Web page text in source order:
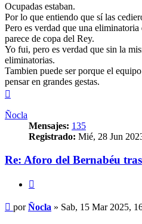
Ocupadas estaban.
Por lo que entiendo que sí las
Pero es verdad que una
parece de copa del Rey.
Yo fui, pero es verdad que sin la
eliminatorias.
Tambien puede ser porque el
pensar en grandes gestas.
Ñocla
Mensajes: 135
Registrado: Mié, 28 Jun
Re: Aforo del Bernabéu
Mensaje
porÑocla » Sab, 15 Mar 2025,